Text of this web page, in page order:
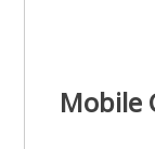
Mobile